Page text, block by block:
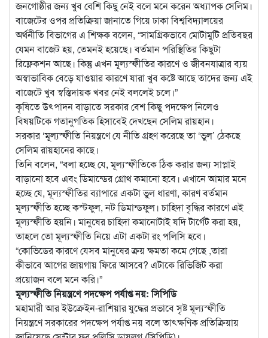
জনগোষ্ঠীর জন্য খুব বেশি কিছু নেই বলে মনে করেন অধ্যাপক সেলিম।
বাজেটের ওপর প্রতিক্রিয়া জানাতে গিয়ে ঢাকা বিশ্ববিদ্যালয়ের
অর্থনীতি বিভাগের এ শিক্ষক বলেন, “সামগ্রিকভাবে মোটামুটি প্রতিবছর
যেমন বাজেট হয়, তেমনই হয়েছে। বর্তমান পরিস্থিতির কিছুটা
রিফ্লেকশন আছে। কিন্তু এখন মূল্যস্ফীতির কারণে ও জীবনযাত্রার ব্যয়
অস্বাভাবিক বেড়ে যাওয়ার কারণে যারা খুব কষ্টে আছে তাদের জন্য এই
বাজেটে খুব স্বস্তিদায়ক খবর নেই বললেই চলে।”
কৃষিতে উৎপাদন বাড়াতে সরকার বেশ কিছু পদক্ষেপ নিলেও
বিষয়টিকে গতানুগতিক হিসাবেই দেখছেন সেলিম রায়হান।
সরকার ‘মূল্যস্ফীতি নিয়ন্ত্রণে যে নীতি গ্রহণ করেছে তা ‘ভুল’ ঠেকছে
সেলিম রায়হানের কাছে।
তিনি বলেন, “বলা হচ্ছে যে, মূল্যস্ফীতিকে ঠিক করার জন্য সাপ্লাই
বাড়ানো হবে এবং ডিমান্ডের গ্রোথ কমানো হবে। এখানে আমার মনে
হচ্ছে যে, মূল্যস্ফীতির ব্যাপারে একটা ভুল ধারণা, কারণ বর্তমান
মূল্যস্ফীতি হচ্ছে কস্টফুল, নট ডিমান্ডফুল। চাহিদা বৃদ্ধির কারণে এই
মূল্যস্ফীতি হয়নি। মানুষের চাহিদা কমানোটাই যদি টার্গেট করা হয়,
তাহলে তো মূল্যস্ফীতি নিয়ে এটা একটা রং পলিসি হবে।
“কোভিডের কারণে যেসব মানুষের ক্রয় ক্ষমতা কমে গেছে ,তারা
কীভাবে আগের জায়গায় ফিরে আসবে? এটাকে রিভিজিট করা
প্রয়োজন বলে মনে করি।”
মূল্যস্ফীতি নিয়ন্ত্রণে পদক্ষেপ পর্যাপ্ত নয়: সিপিডি
মহামারী আর ইউক্রেইন-রাশিয়ার যুদ্ধের প্রভাবে সৃষ্ট মূল্যস্ফীতি
নিয়ন্ত্রণে সরকারের পদক্ষেপ পর্যাপ্ত নয় বলে তাৎক্ষণিক প্রতিক্রিয়ায়